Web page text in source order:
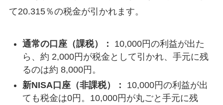
て20.315％の税金が引かれます。
通常の口座（課税）：
10,000円の利益が出た
ら、約 2,000円が税金として引かれ、手元に残
るのは約 8,000円。
新NISA口座（非課税）：
10,000円の利益が出
ても税金は0円。10,000円が丸ごと手元に残